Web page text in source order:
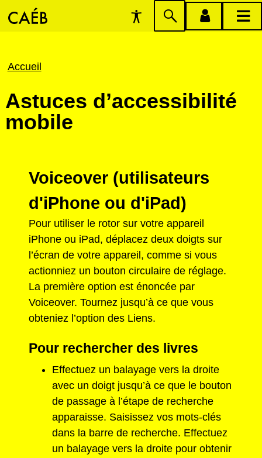
Préférences
d'accessibilité
Passer
menu
menu
Fil
Accueil
Astuces d’accessibilité
mobile
Voiceover (utilisateurs
d'iPhone ou d'iPad)
Pour utiliser le rotor sur votre appareil
iPhone ou iPad, déplacez deux doigts sur
l’écran de votre appareil, comme si vous
actionniez un bouton circulaire de réglage.
La première option est énoncée par
Voiceover. Tournez jusqu’à ce que vous
obteniez l’option des Liens.
Pour rechercher des livres
Effectuez un balayage vers la droite
avec un doigt jusqu’à ce que le bouton
de passage à l’étape de recherche
apparaisse. Saisissez vos mots-clés
dans la barre de recherche. Effectuez
un balayage vers la droite pour obtenir